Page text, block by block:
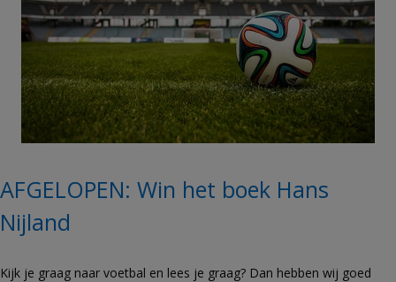
AFGELOPEN: Win het boek Hans
Nijland
Kijk je graag naar voetbal en lees je graag? Dan hebben wij goed